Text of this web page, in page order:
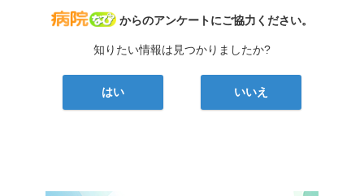
病院なび
からのアンケートにご協力ください。
知りたい情報は見つかりましたか?
はい いいえ